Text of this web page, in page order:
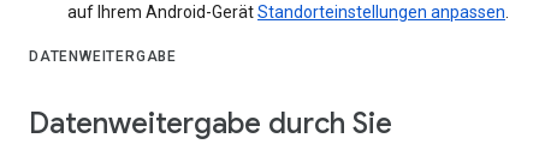
auf Ihrem Android-GerätStandorteinstellungen anpassen
DATENWEITERGABE
Datenweitergabe durch Sie